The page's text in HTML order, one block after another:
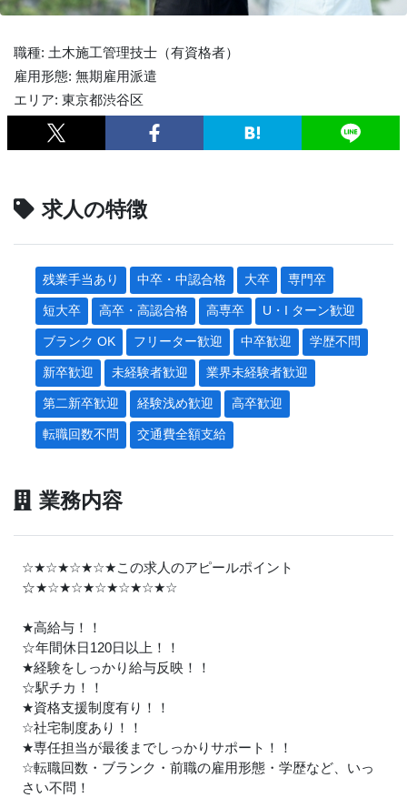
職種: 土木施工管理技士（有資格者）
雇用形態: 無期雇用派遣
エリア: 東京都渋谷区
求人の特徴
残業手当あり 中卒・中認合格 大卒 専門卒
短大卒 高卒・高認合格 高専卒 U・I ターン歓迎
ブランク OK フリーター歓迎 中卒歓迎 学歴不問
新卒歓迎 未経験者歓迎 業界未経験者歓迎
第二新卒歓迎 経験浅め歓迎 高卒歓迎
転職回数不問 交通費全額支給
業務内容
☆★☆★☆★☆★この求人のアピールポイント
☆★☆★☆★☆★☆★☆★☆
★高給与！！
☆年間休日120日以上！！
★経験をしっかり給与反映！！
☆駅チカ！！
★資格支援制度有り！！
☆社宅制度あり！！
★専任担当が最後までしっかりサポート！！
☆転職回数・ブランク・前職の雇用形態・学歴など、いっ
さい不問！